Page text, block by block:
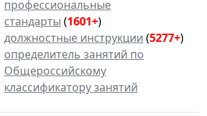
профессиональные
стандарты (1601+)
должностные инструкции (5277+)
определитель занятий по
Общероссийскому
классификатору занятий